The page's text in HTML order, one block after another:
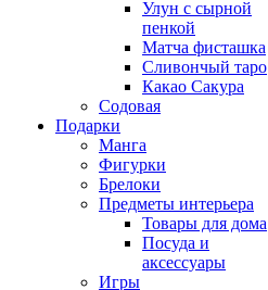
Улун с сырной
пенкой
Матча фисташка
Сливончый таро
Какао Сакура
Содовая
Подарки
Манга
Фигурки
Брелоки
Предметы интерьера
Товары для дома
Посуда и
аксессуары
Игры